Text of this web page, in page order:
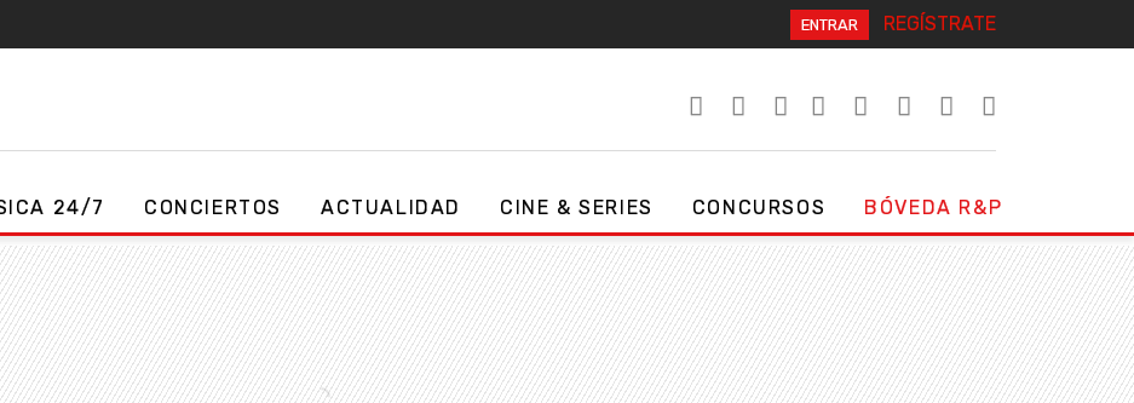
ENTRAR REGÍSTRATE
24/7 CONCIERTOS ACTUALIDAD CINE & SERIES CONCURSOS BÓVEDA R&P